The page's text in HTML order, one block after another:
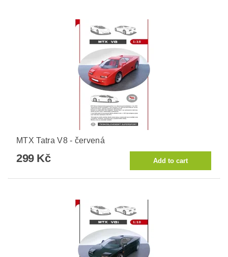
MTX Tatra V8 - červená
299 Kč